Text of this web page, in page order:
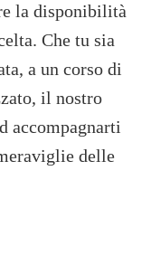
la disponibilità
Che tu sia
a un corso di
il nostro
accompagnarti
delle